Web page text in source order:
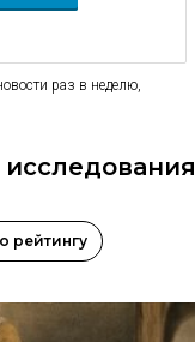
раз в неделю,
рейтингу